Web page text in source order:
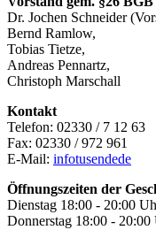
Dr. Jochen Schneider
Bernd Ramlow,
Tobias Tietze,
Andreas Pennartz,
Christoph Marschall
Kontakt
Telefon: 02330 / 7 12 63
Fax: 02330 / 972 961
E-Mail: infotusendede
Öffnungszeiten der
Dienstag 18:00 - 20:00
Donnerstag 18:00 - 20:00